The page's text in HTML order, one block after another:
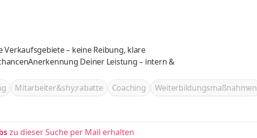
– keine Reibung, klare
Deiner Leistung – intern &
Mitarbeiter&shy;rabatte Coaching Weiterbildungsmaßnahmen
zu dieser Suche per Mail erhalten